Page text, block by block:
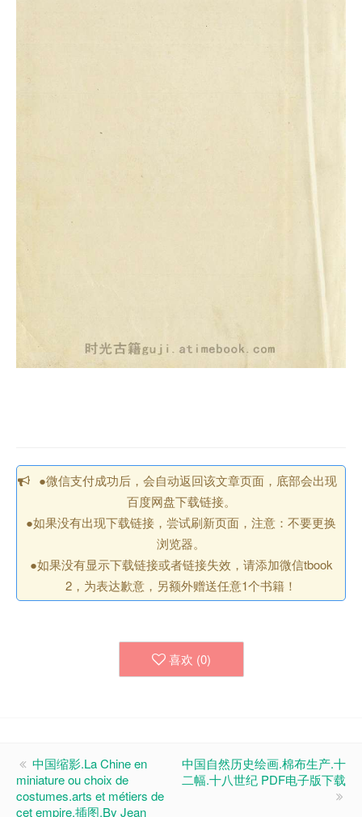
●微信支付成功后，会自动返回该文章页面，底部会出现
百度网盘下载链接。
●如果没有出现下载链接，尝试刷新页面，注意：不要更换
浏览器。
●如果没有显示下载链接或者链接失效，请添加微信tbook
2，为表达歉意，另额外赠送任意1个书籍！
喜欢 (0)
中国缩影.La Chine en
miniature ou choix de
costumes.arts et métiers de
cet empire.插图.By Jean
中国自然历史绘画.棉布生产.十
二幅.十八世纪 PDF电子版下载